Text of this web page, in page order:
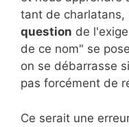
tant de charlatans,
question de
de ce nom" se
on se débarrasse
pas forcément de
Ce serait une